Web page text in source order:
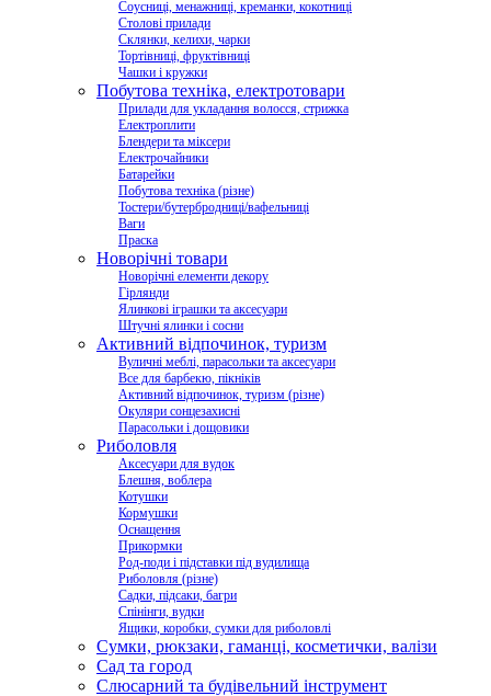
Соусниці, менажниці, креманки, кокотниці
Столові прилади
Склянки, келихи, чарки
Тортівниці, фруктівниці
Чашки і кружки
Побутова техніка, електротовари
Прилади для укладання волосся, стрижка
Електроплити
Блендери та міксери
Електрочайники
Батарейки
Побутова техніка (різне)
Тостери/бутербродниці/вафельниці
Ваги
Праска
Новорічні товари
Новорічні елементи декору
Гірлянди
Ялинкові іграшки та аксесуари
Штучні ялинки і сосни
Активний відпочинок, туризм
Вуличні меблі, парасольки та аксесуари
Все для барбекю, пікніків
Активний відпочинок, туризм (різне)
Окуляри сонцезахисні
Парасольки і дощовики
Риболовля
Аксесуари для вудок
Блешня, воблера
Котушки
Кормушки
Оснащення
Прикормки
Род-поди і підставки під вудилища
Риболовля (різне)
Садки, підсаки, багри
Спінінги, вудки
Ящики, коробки, сумки для риболовлі
Сумки, рюкзаки, гаманці, косметички, валізи
Сад та город
Слюсарний та будівельний інструмент